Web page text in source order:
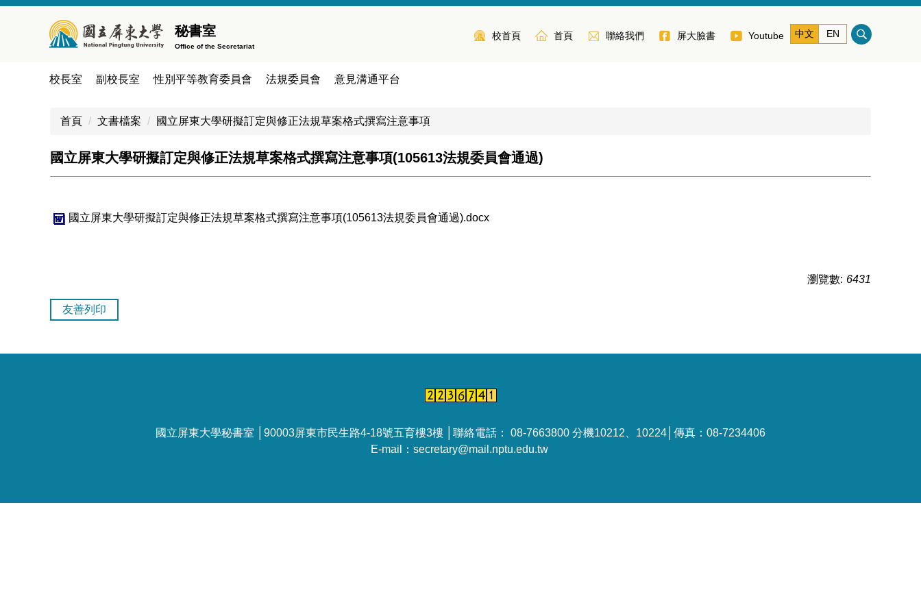
秘書室
Office of the Secretariat
校首頁 首頁 聯絡我們 屏大臉書 Youtube 中文 EN
校長室 副校長室 性別平等教育委員會 法規委員會 意見溝通平台
首頁 文書檔案 國立屏東大學研擬訂定與修正法規草案格式撰寫注意事項
國立屏東大學研擬訂定與修正法規草案格式撰寫注意事項(105613法規委員會通過)
國立屏東大學研擬訂定與修正法規草案格式撰寫注意事項(105613法規委員會通過).docx
瀏覽數: 6431
友善列印
國立屏東大學秘書室 │90003屏東市民生路4-18號五育樓3樓 │聯絡電話： 08-7663800 分機10212、10224│傳真：08-7234406
E-mail：secretary@mail.nptu.edu.tw